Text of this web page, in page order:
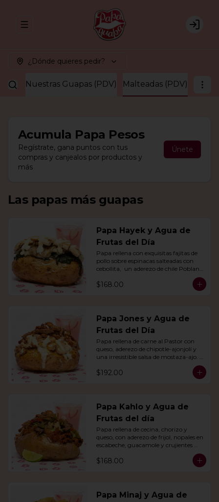
Abrir menu de navegación Login
¿Dónde quieres pedir?
Nuestras Guapas (PDV) Malteadas (PDV)
Acumula Papa Pesos
Regístrate, gana puntos con tus
compras y canjealos por productos y
más
Únete
Las papas más guapas
Papa Hayek y Agua de
Frutas del Día
Papa rellena con exquisitas fajitas de
pollo sobre espinacas salteadas con
cebollita,  un aderezo de chile Poblano.
$168.00
Papa Jones y Agua de
Frutas del Día
Papa rellena de carne al Pastor con
queso, aderezo de chipotle-ajonjolí y
una irresistible salsa de mostaza-ajo.
$192.00
Papa Kahlo y Agua de
Frutas del día
Papa rellena de cecina, chorizo y
queso, con aderezo de frijol, nopales en
escabeche, guacamole y crujientes
$168.00
Papa Minaj y Agua de